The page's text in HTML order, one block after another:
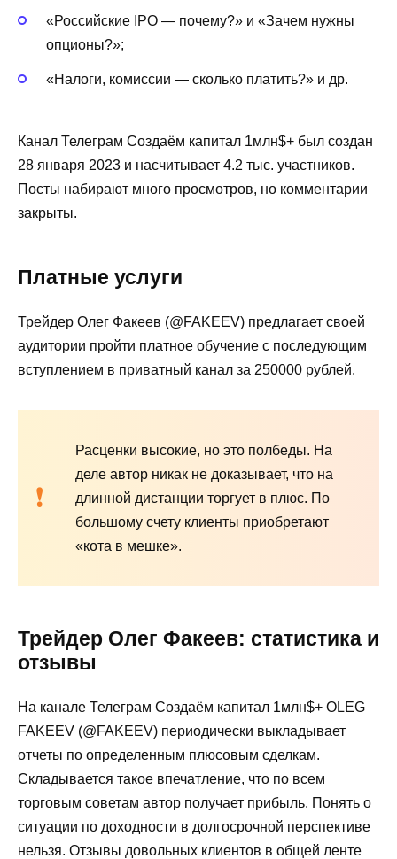
«Российские IPO — почему?» и «Зачем нужны
опционы?»;
«Налоги, комиссии — сколько платить?» и др.
Канал Телеграм Создаём капитал 1млн$+ был создан
28 января 2023 и насчитывает 4.2 тыс. участников.
Посты набирают много просмотров, но комментарии
закрыты.
Платные услуги
Трейдер Олег Факеев (@FAKEEV) предлагает своей
аудитории пройти платное обучение с последующим
вступлением в приватный канал за 250000 рублей.
Расценки высокие, но это полбеды. На
деле автор никак не доказывает, что на
длинной дистанции торгует в плюс. По
большому счету клиенты приобретают
«кота в мешке».
Трейдер Олег Факеев: статистика и
отзывы
На канале Телеграм Создаём капитал 1млн$+ OLEG
FAKEEV (@FAKEEV) периодически выкладывает
отчеты по определенным плюсовым сделкам.
Складывается такое впечатление, что по всем
торговым советам автор получает прибыль. Понять о
ситуации по доходности в долгосрочной перспективе
нельзя. Отзывы довольных клиентов в общей ленте